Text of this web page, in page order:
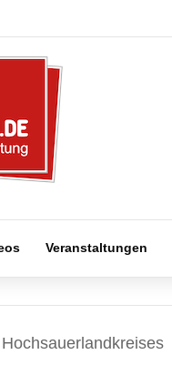
Veranstaltungen